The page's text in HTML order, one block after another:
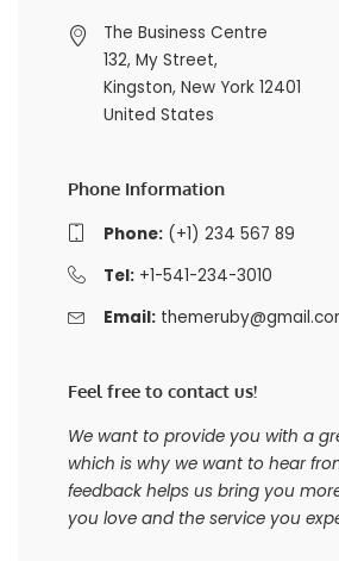
The Business Centre
132, My Street,
Kingston, New York 12401
United States
Phone Information
Phone:(+1) 234 567 89
Tel:+1-541-234-3010
Email:
Feel free to contact us!
We want to provide you with a
which is why we want to hear
feedback helps us bring you
you love and the service you